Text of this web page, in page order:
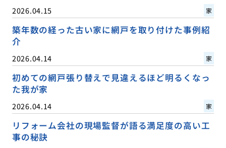
2026.04.15 家
築年数の経った古い家に網戸を取り付けた事例紹
介
2026.04.14 家
初めての網戸張り替えで見違えるほど明るくなっ
た我が家
2026.04.14 家
リフォーム会社の現場監督が語る満足度の高い工
事の秘訣